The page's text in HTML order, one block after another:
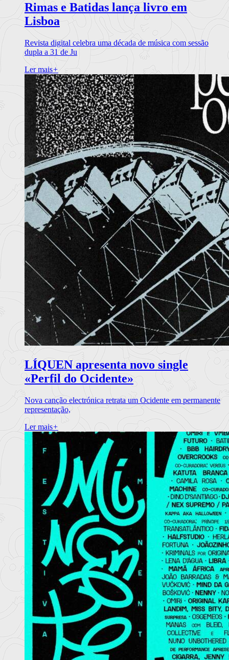
Rimas e Batidas lança livro em
Lisboa
Revista digital celebra uma década de música com sessão
dupla a 31 de Ju
Ler mais+
LÍQUEN apresenta novo single
«Perfil do Ocidente»
Nova canção electrónica retrata um Ocidente em permanente
representação,
Ler mais+